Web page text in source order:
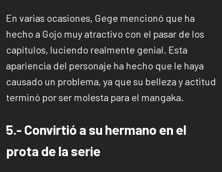
En varias ocasiones, Gege mencionó que ha
hecho a Gojo muy atractivo con el pasar de los
capítulos, luciendo realmente genial. Esta
apariencia del personaje ha hecho que le haya
causado un problema, ya que su belleza y actitud
terminó por ser molesta para el mangaka.
5.- Convirtió a su hermano en el
prota de la serie